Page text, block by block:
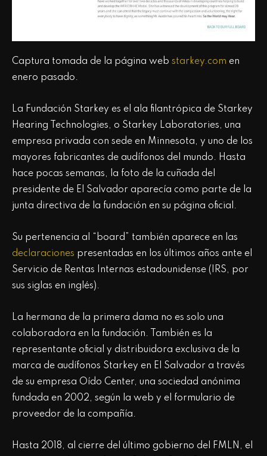
Captura tomada de la página web starkey.com en
enero pasado.
La Fundación Starkey es el ala filantrópica de Starkey
Hearing Technologies, o Starkey Laboratories, una
empresa privada con sede en Minnesota, y uno de los
mayores fabricantes de audífonos del mundo. Hasta
hace pocas semanas, la foto de la cuñada del
presidente de El Salvador aparecía como parte de la
junta directiva de la fundación en su página oficial.
Su pertenencia al “board” también aparece en las
declaraciones presentadas en los últimos años ante el
Servicio de Rentas Internas estadounidense (IRS, por
sus siglas en inglés).
La hermana de la primera dama no es solo una
colaboradora en la fundación. También es la
representante oficial y distribuidora exclusiva de la
marca de audífonos Starkey en El Salvador a través
de su empresa Oído Center, una sociedad anónima
fundada en 2002, según la web y el formulario de
proveedor de la compañía.
Hasta 2018, al cierre del último gobierno del FMLN, el